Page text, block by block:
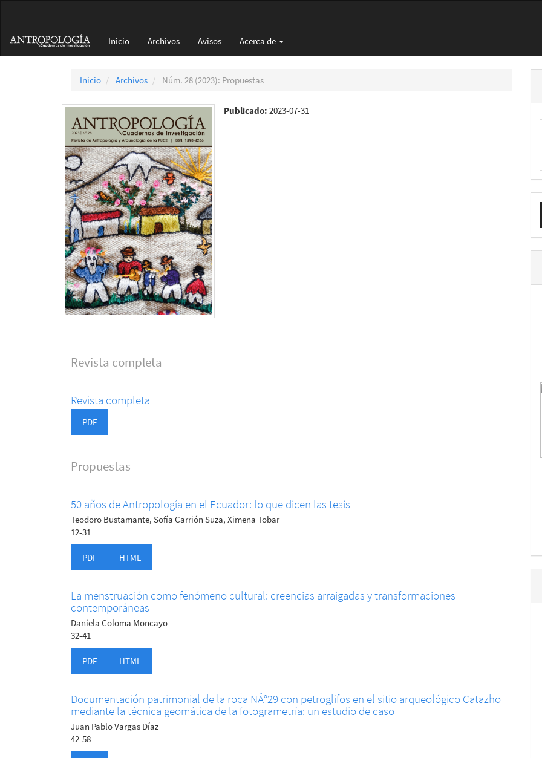
principal
Barra
Inicio Archivos Avisos Acerca de
Inicio Archivos Núm. 28 (2023): Propuestas
Publicado:2023-07-31
Revista completa
Revista completa
PDF
Propuestas
50 años de Antropología en el Ecuador: lo que dicen las tesis
Teodoro Bustamante, Sofía Carrión Suza, Ximena Tobar
12-31
PDF HTML
La menstruación como fenómeno cultural: creencias arraigadas y transformaciones
contemporáneas
Daniela Coloma Moncayo
32-41
PDF HTML
Documentación patrimonial de la roca NÂ°29 con petroglifos en el sitio arqueológico Catazho
mediante la técnica geomática de la fotogrametría: un estudio de caso
Juan Pablo Vargas Díaz
42-58